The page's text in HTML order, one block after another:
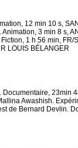
12 min 10 s,
3 min 8 s,
1 h 56 min, FR/
LOUIS BÉLANGER
23min
Awashish.
de Bernard Devlin.